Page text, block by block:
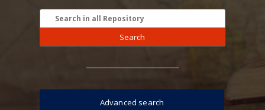
Search
Advanced search